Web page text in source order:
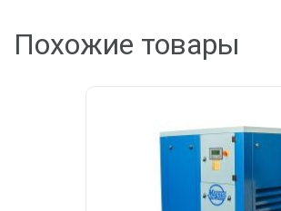
Похожие товары